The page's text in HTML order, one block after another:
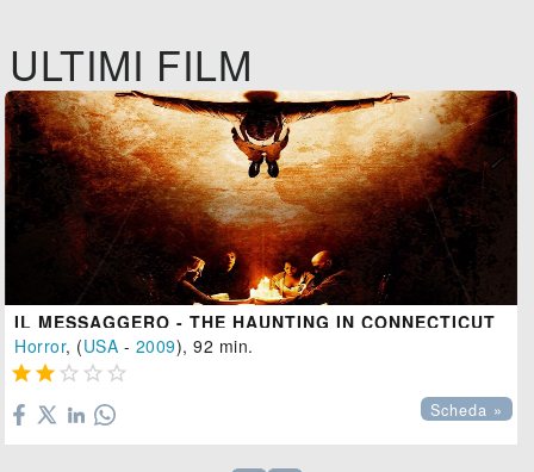
ULTIMI FILM
IL MESSAGGERO - THE HAUNTING IN CONNECTICUT
Horror, (USA - 2009), 92 min.
    
Scheda »